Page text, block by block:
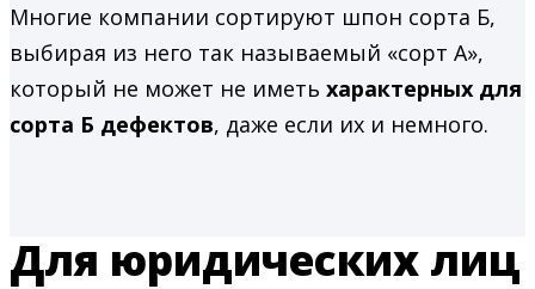
Многие компании сортируют шпон сорта Б,
выбирая из него так называемый «сорт А»,
который не может не иметь характерных для
сорта Б дефектов, даже если их и немного.
Для юридических лиц